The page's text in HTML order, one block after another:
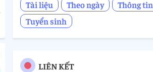
Tài liệu
Theo ngày
Thông tin
Tuyển sinh
LIÊN KẾT